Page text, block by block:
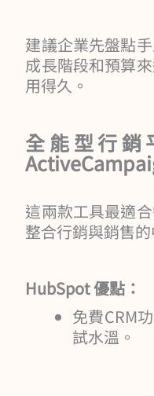
建議企業先盤點
成長階段和預算
用得久。
全能型行銷
這兩款工具最適
整合行銷與銷售
HubSpot 優點：
免費CRM
試水溫。